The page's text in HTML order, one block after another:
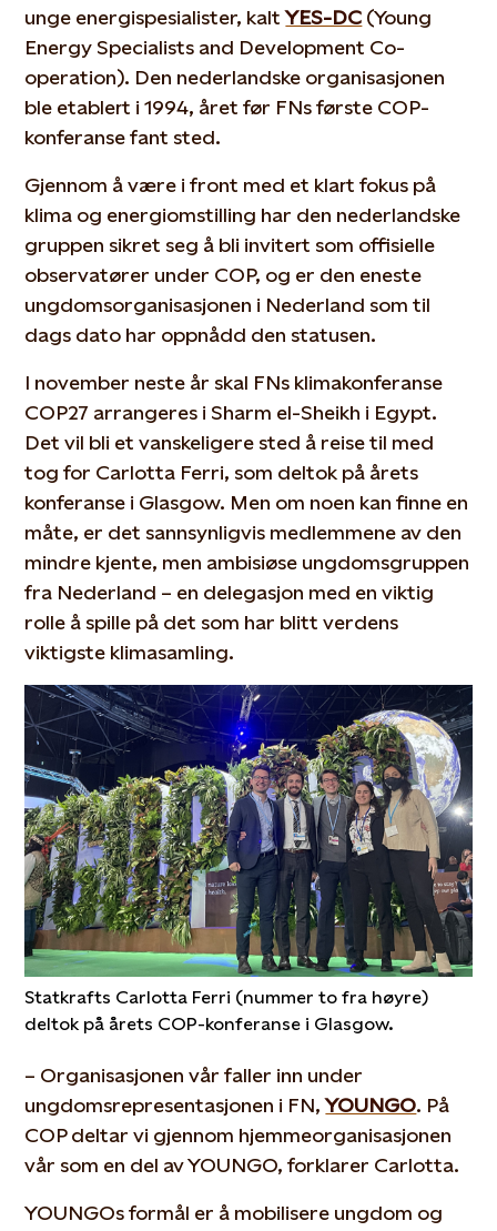
unge energispesialister, kaltYES-DC (Young
Energy Specialists and Development Co-
operation). Den nederlandske organisasjonen
ble etablert i 1994, året før FNs første COP-
konferanse fant sted.
Gjennom å være i front med et klart fokus på
klima og energiomstilling har den nederlandske
gruppen sikret seg å bli invitert som offisielle
observatører under COP, og er den eneste
ungdomsorganisasjonen i Nederland som til
dags dato har oppnådd den statusen.
I november neste år skal FNs klimakonferanse
COP27 arrangeres i Sharm el-Sheikh i Egypt.
Det vil bli et vanskeligere sted å reise til med
tog for Carlotta Ferri, som deltok på årets
konferanse i Glasgow. Men om noen kan finne en
måte, er det sannsynligvis medlemmene av den
mindre kjente, men ambisiøse ungdomsgruppen
fra Nederland – en delegasjon med en viktig
rolle å spille på det som har blitt verdens
viktigste klimasamling.
Statkrafts Carlotta Ferri (nummer to fra høyre)
deltok på årets COP-konferanse i Glasgow.
– Organisasjonen vår faller inn under
ungdomsrepresentasjonen i FN,YOUNGO. På
COP deltar vi gjennom hjemmeorganisasjonen
vår som en del av YOUNGO, forklarer Carlotta.
YOUNGOs formål er å mobilisere ungdom og